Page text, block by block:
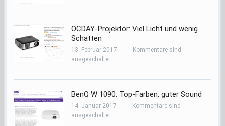
OCDAY-Projektor: Viel Licht und wenig
Schatten
13. Februar 2017 —
Kommentare sind
ausgeschaltet
BenQ W 1090: Top-Farben, guter Sound
14. Januar 2017 —
Kommentare sind
ausgeschaltet